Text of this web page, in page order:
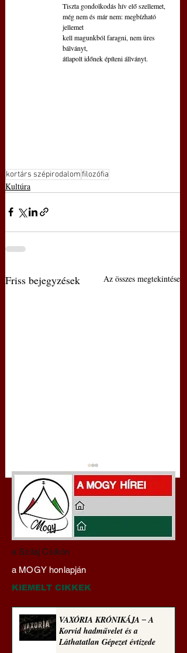
Tiszta gondolkodás hív elő szellemet,
még nem és már nem: megbízható
jellemet
kell magunkból faragni, nem üres
bálványt,
átlapolt időnek építeni állványt.
kortárs szépirodalomfilozófia
Kultúra
Friss bejegyzések Az összes megtekintése
Darai Lajos:
Naplóbölcsességeim
(2023)
a Szilaj Csikón
a MOGY honlapján
KIEMELT CIKKEK
VAXÓRIA KRÓNIKÁJA ‒ A
Korvid hadművelet és a
Láthatatlan Gépezet évtizede